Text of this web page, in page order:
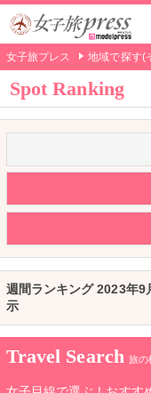
女子旅プレス 地域で探す(
Spot Ranking
週間ランキング 2023年9
示
Travel Search 旅の